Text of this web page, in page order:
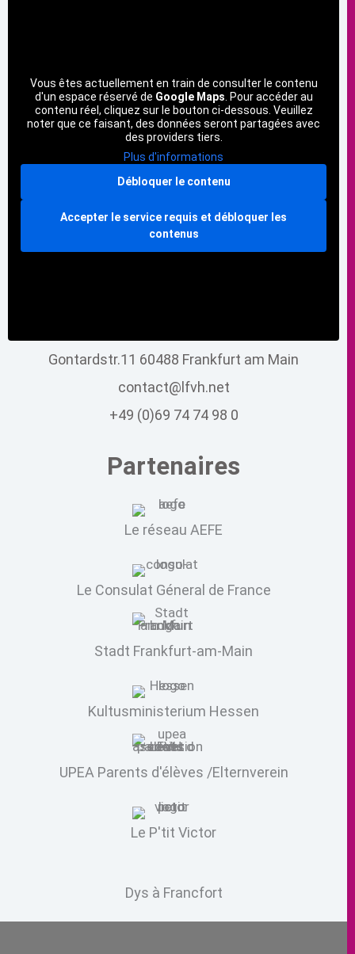
Vous êtes actuellement en train de consulter le contenu
d'un espace réservé de Google Maps . Pour accéder au
contenu réel, cliquez sur le bouton ci-dessous. Veuillez
noter que ce faisant, des données seront partagées avec
des providers tiers.
Plus d'informations
Débloquer le contenu
Accepter le service requis et débloquer les
contenus
Gontardstr.11 60488 Frankfurt am Main
contact@lfvh.net
+49 (0)69 74 74 98 0
Partenaires
Le réseau AEFE
Le Consulat Géneral de France
Stadt Frankfurt-am-Main
Kultusministerium Hessen
UPEA Parents d'élèves /Elternverein
Le P'tit Victor
Dys à Francfort